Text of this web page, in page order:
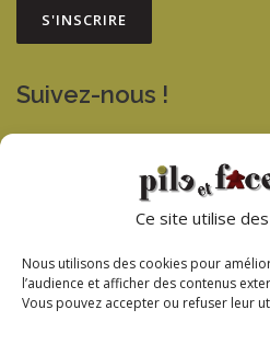
Ce site utilise
Nous utilisons des cookies pour
l’audience et afficher des contenus
Vous pouvez accepter ou refuser leur
Suivez-nous !
SIREN : 400 530 267 R.C.S. Foix
TVA : FR15400530267
Mentions légales
Politique de confidentialité RGPD